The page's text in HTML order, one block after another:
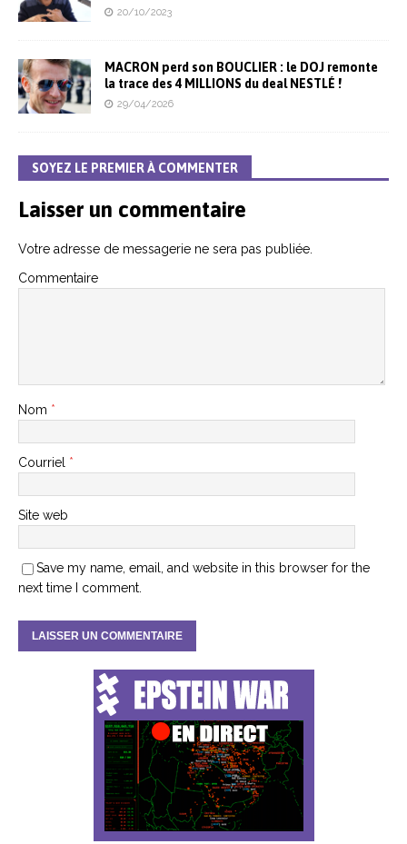
20/10/2023
MACRON perd son BOUCLIER : le DOJ remonte
la trace des 4 MILLIONS du deal NESTLÉ !
29/04/2026
SOYEZ LE PREMIER À COMMENTER
Laisser un commentaire
Votre adresse de messagerie ne sera pas publiée.
Commentaire
Nom *
Courriel *
Site web
Save my name, email, and website in this browser for the
next time I comment.